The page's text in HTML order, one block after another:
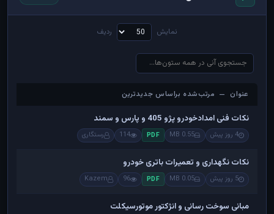
نمایش ردیف
عنوان — مرتب‌شده براساس جدیدترین
عنوان — مرتب‌شده براساس جدیدترین
نکات فنی امدادخودرو پژو 405 و پارس و سمند
4 روز پیش 0.55 MB
PDF
114 رستگاری
نکات نگهداری و تعمیرات باتری خودرو
5 روز پیش 0.05 MB
PDF
96
Kazem
مبانی سوخت رسانی و انژکتور موتورسیکلت